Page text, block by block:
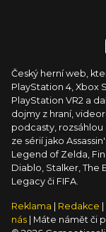
Český herní web,
PlayStation 4, Xbox
PlayStation VR2 a
dojmy z hraní,
podcasty,
ze sérií jako
Legend of Zelda,
Diablo, Stalker, The
Legacy či FIFA.
Reklama Redakce
nás
| Máte námět či